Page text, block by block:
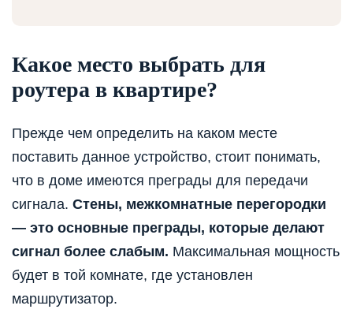
Какое место выбрать для
роутера в квартире?
Прежде чем определить на каком месте
поставить данное устройство, стоит понимать,
что в доме имеются преграды для передачи
сигнала. Стены, межкомнатные перегородки
— это основные преграды, которые делают
сигнал более слабым. Максимальная мощность
будет в той комнате, где установлен
маршрутизатор.